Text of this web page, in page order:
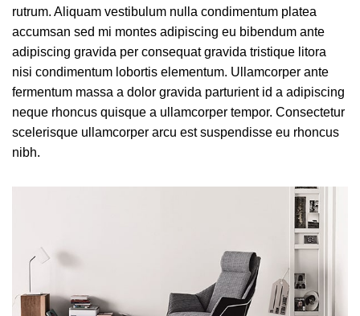
rutrum. Aliquam vestibulum nulla condimentum platea
accumsan sed mi montes adipiscing eu bibendum ante
adipiscing gravida per consequat gravida tristique litora
nisi condimentum lobortis elementum. Ullamcorper ante
fermentum massa a dolor gravida parturient id a adipiscing
neque rhoncus quisque a ullamcorper tempor. Consectetur
scelerisque ullamcorper arcu est suspendisse eu rhoncus
nibh.